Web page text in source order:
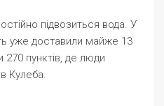
підвозиться вода. У
уже доставили майже 13
270 пунктів, де люди
Кулеба.